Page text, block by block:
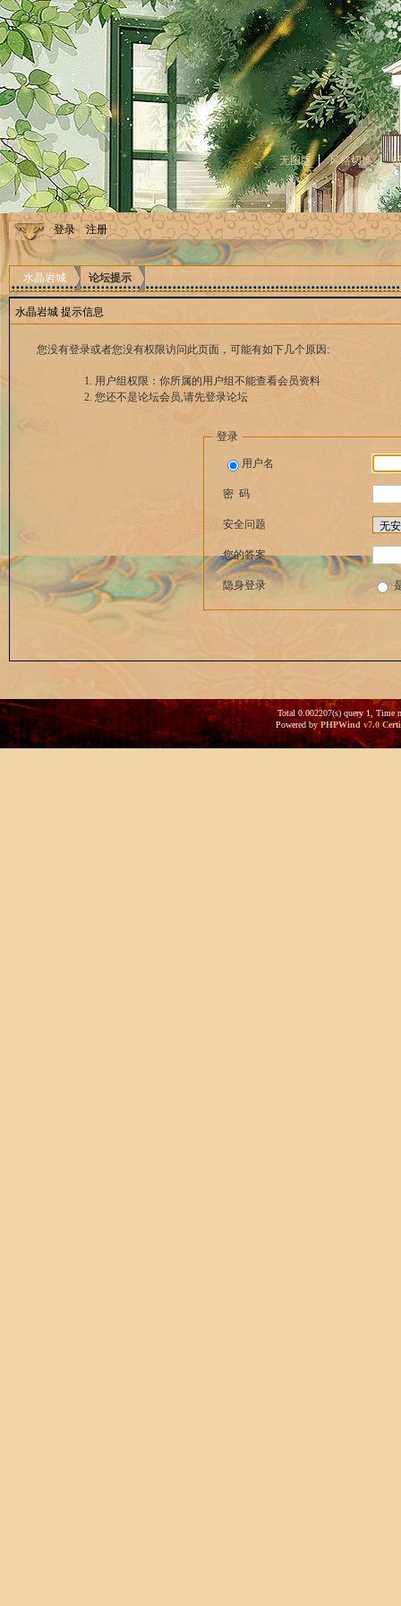
无图版 风格切换
登录 注册
水晶岩城 论坛提示
水晶岩城 提示信息
您没有登录或者您没有权限访问此页面，可能有如下几个原因:
用户组权限：你所属的用户组不能查看会员资料
您还不是论坛会员,请先登录论坛
登录
用户名
密 码
安全问题
您的答案
隐身登录
Total 0.002207(s) query 1, Time
Powered byPHPWind v7.0